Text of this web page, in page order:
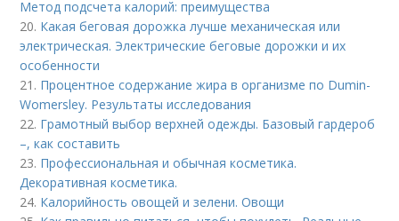
Метод подсчета калорий: преимущества
20. Какая беговая дорожка лучше механическая или
электрическая. Электрические беговые дорожки и их
особенности
21. Процентное содержание жира в организме по Dumin-
Womersley. Результаты исследования
22. Грамотный выбор верхней одежды. Базовый гардероб
–, как составить
23. Профессиональная и обычная косметика.
Декоративная косметика.
24. Калорийность овощей и зелени. Овощи